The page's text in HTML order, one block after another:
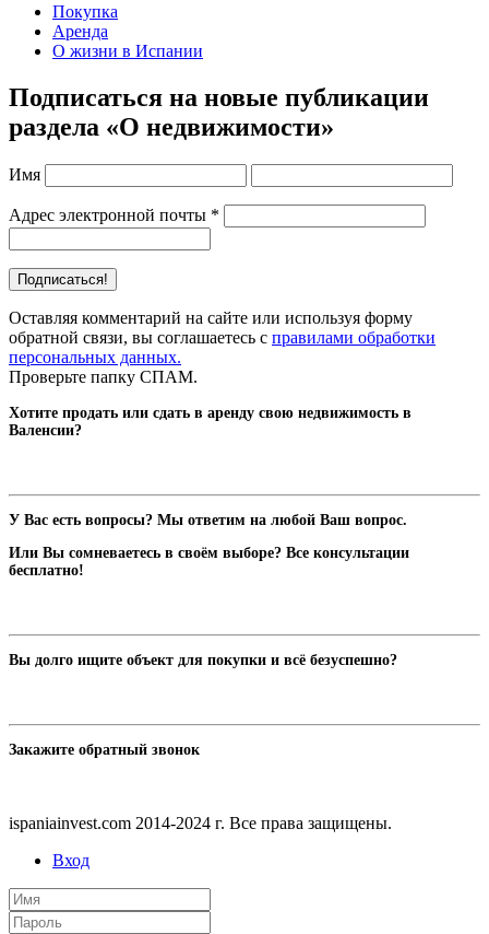
Покупка
Аренда
О жизни в Испании
Подписаться на новые публикации
раздела «О недвижимости»
Имя
Адрес электронной почты *
Оставляя комментарий на сайте или используя форму
обратной связи, вы соглашаетесь с правилами обработки
персональных данных.
Проверьте папку СПАМ.
Хотите продать или сдать в аренду свою недвижимость в
Валенсии?
У Вас есть вопросы? Мы ответим на любой Ваш вопрос.
Или Вы сомневаетесь в своём выборе? Все консультации
бесплатно!
Вы долго ищите объект для покупки и всё безуспешно?
Закажите обратный звонок
ispaniainvest.com 2014-2024 г. Все права защищены.
Вход